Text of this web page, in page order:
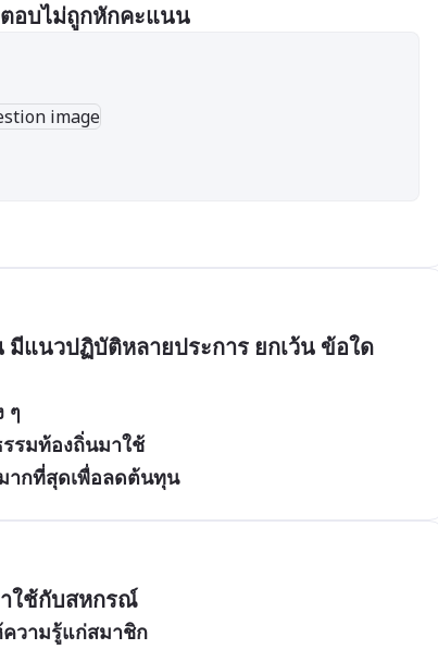
อบไม่ถูกหักคะแนน
แนวปฏิบัติหลายประการ ยกเว้น ข้อใด
ๆ
รมท้องถิ่นมาใช้
ากที่สุดเพื่อลดต้นทุน
าใช้กับสหกรณ์
วามรู้แก่สมาชิก